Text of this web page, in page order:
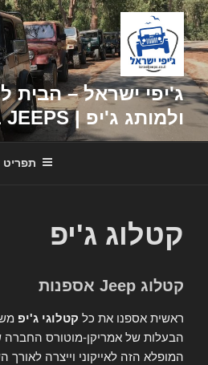
דילוג
לתוכן
ג'יפי ישראל – הבית
ולמותג ג'יפ | ISRAEL JEEPS
תפריט
קטלוג ג'יפ
קטלוג Jeep אספנות
ראשית אספנו את כל קטלוגי ג'יפ
הבעלות של אמריקן-מוטורס
המופלא הזה לאייקוני וייצרה לאורך